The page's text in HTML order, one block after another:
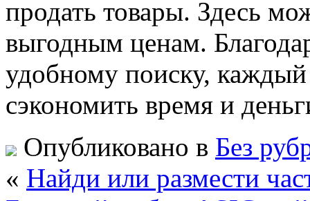
продать товары. Здесь
выгодным ценам.
удобному поиску,
сэкономить время и
Опубликовано в Без
« Найди или размести